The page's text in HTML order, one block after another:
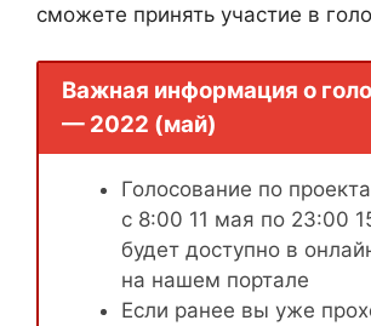
сможете принять участие в
Важная информация о
— 2022 (май)
Голосование по
с 8:00 11 мая по 23:00
будет доступно в
на нашем портале
Если ранее вы уже